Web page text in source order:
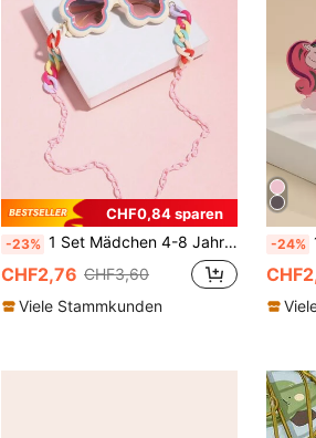
CHF0,84 sparen
-23% 1 Set Mädchen 4-8 Jahre alt Bohemian Bonbonfarbene Blumenrahmen Brille mit 1 bunter Perlen Brillen Kette, geeignet für Urlaub, Picknick, Party, Mode und Feiertagsgeschenk
CHF2,76 CHF3,60
Viele Stammkunden
-24%